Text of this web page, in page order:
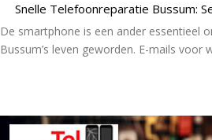
Snelle Telefoonreparatie Bussum:
De smartphone is een ander essentieel
Bussum’s leven geworden. E-mails voor